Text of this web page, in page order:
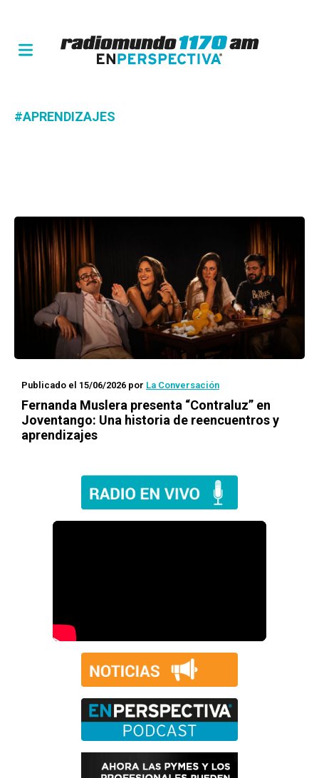
#APRENDIZAJES
Publicado el 15/06/2026 por La Conversación
Fernanda Muslera presenta “Contraluz” en
Joventango: Una historia de reencuentros y
aprendizajes